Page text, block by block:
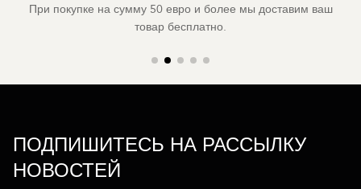
При покупке на сумму 50 евро и более мы доставим ваш
товар бесплатно.
ПОДПИШИТЕСЬ НА РАССЫЛКУ
НОВОСТЕЙ